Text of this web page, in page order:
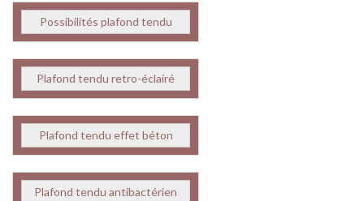
Possibilités plafond tendu
Plafond tendu retro-éclairé
Plafond tendu effet béton
Plafond tendu antibactérien